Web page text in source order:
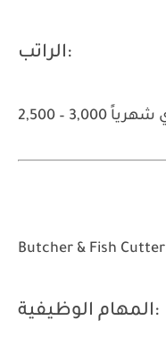
الراتب:
Butcher & Fish Cutter
المهام الوظيفية: